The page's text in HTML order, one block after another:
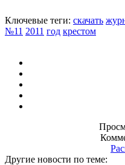
Ключевые теги: скачать
№11 2011 год крестом
Другие новости по теме: